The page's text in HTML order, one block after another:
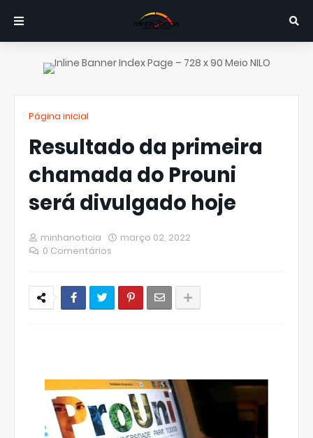
Página inicial
Resultado da primeira
chamada do Prouni
será divulgado hoje
minhanoticia
março 02, 2022
0 Comentários